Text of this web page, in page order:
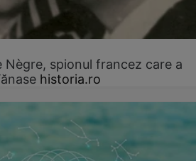
Nègre, spionul francez care a
historia.ro